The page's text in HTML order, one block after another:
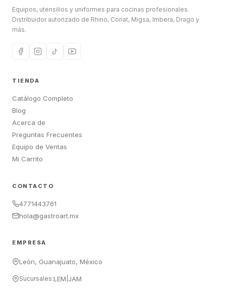
Equipos, utensilios y uniformes para cocinas profesionales.
Distribuidor autorizado de Rhino, Coriat, Migsa, Imbera, Drago y
más.
TIENDA
Catálogo Completo
Blog
Acerca de
Preguntas Frecuentes
Equipo de Ventas
Mi Carrito
CONTACTO
4771443761
hola@gastroart.mx
EMPRESA
León, Guanajuato, México
Sucursales:LEM JAM